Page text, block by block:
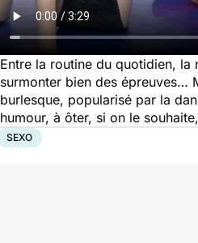
Entre la routine du quotidien, la
surmonter bien des épreuves…
burlesque, popularisé par la
humour, à ôter, si on le
SEXO